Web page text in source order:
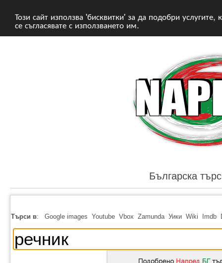
Този сайт използва 'бисквитки' за да подобри
се съгласявате с използването им.
Българска
Търси в: Google images Youtube Vbox Zamunda Уики Wiki Imdb